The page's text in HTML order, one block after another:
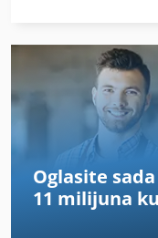
Mašini Za Mljevenje
Off-Road Vozila
Okvir Za Sliku
Prikaz Okvira Za
Protežu Se Sustav
Oglasite sada
11 milijuna